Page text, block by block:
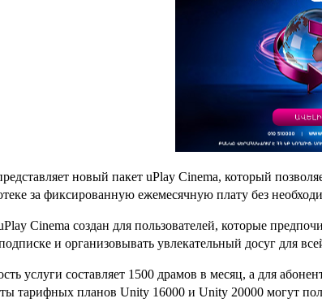
новый пакет uPlay Cinema, который
за фиксированную ежемесячную плату без
Cinema создан для пользователей, которые
и организовывать увлекательный досуг для
услуги составляет 1500 драмов в месяц, а для
тарифных планов Unity 16000 и Unity 20000 могут